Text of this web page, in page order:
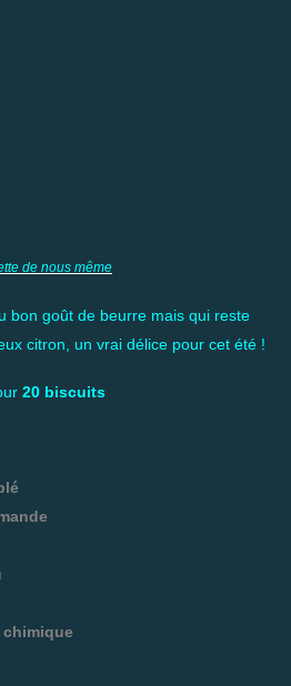
de nous même
bon goût de beurre mais qui reste
citron, un vrai délice pour cet été !
20 biscuits
chimique